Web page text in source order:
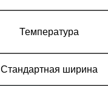
Температура
Стандартная ширина